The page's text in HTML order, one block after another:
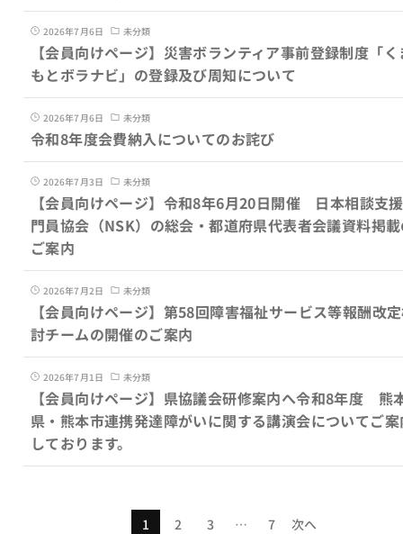
2026年7月6日 未分類
【会員向けページ】災害ボランティア事前登録制度「く
もとボラナビ」の登録及び周知について
2026年7月6日 未分類
令和8年度会費納入についてのお詫び
2026年7月3日 未分類
【会員向けページ】令和8年6月20日開催 日本相談支
門員協会（NSK）の総会・都道府県代表者会議資料掲
ご案内
2026年7月2日 未分類
【会員向けページ】第58回障害福祉サービス等報酬改
討チームの開催のご案内
2026年7月1日 未分類
【会員向けページ】県協議会研修案内へ令和8年度 熊
県・熊本市連携発達障がいに関する講演会についてご
しております。
1 2 3 … 7 次へ